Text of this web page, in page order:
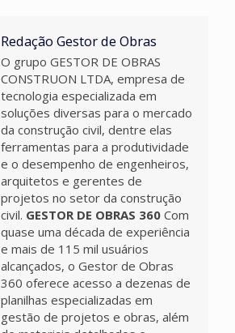
Redação Gestor de Obras
O grupo GESTOR DE OBRAS
CONSTRUON LTDA, empresa de
tecnologia especializada em
soluções diversas para o mercado
da construção civil, dentre elas
ferramentas para a produtividade
e o desempenho de engenheiros,
arquitetos e gerentes de
projetos no setor da construção
civil. GESTOR DE OBRAS 360 Com
quase uma década de experiência
e mais de 115 mil usuários
alcançados, o Gestor de Obras
360 oferece acesso a dezenas de
planilhas especializadas em
gestão de projetos e obras, além